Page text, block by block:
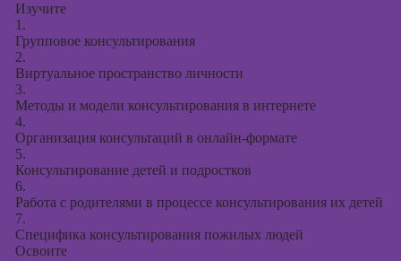
Изучите
1.
Групповое консультирования
2.
Виртуальное пространство личности
3.
Методы и модели консультирования в интернете
4.
Организация консультаций в онлайн-формате
5.
Консультирование детей и подростков
6.
Работа с родителями в процессе консультирования их детей
7.
Специфика консультирования пожилых людей
Освоите